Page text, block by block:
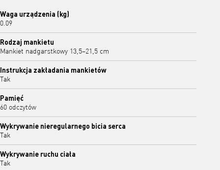
Waga urządzenia (kg)
0.09
Rodzaj mankietu
Mankiet nadgarstkowy 13,5–21,5 cm
Instrukcja zakładania mankietów
Tak
Pamięć
60 odczytów
Wykrywanie nieregularnego bicia serca
Tak
Wykrywanie ruchu ciała
Tak